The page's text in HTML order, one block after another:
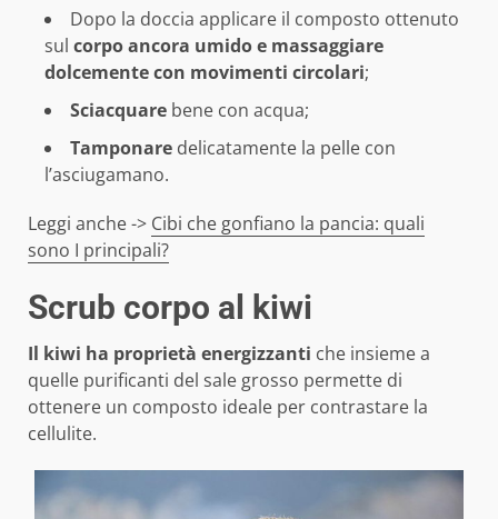
Dopo la doccia applicare il composto ottenuto
sul corpo ancora umido e massaggiare
dolcemente con movimenti circolari;
Sciacquare bene con acqua;
Tamponare delicatamente la pelle con
l’asciugamano.
Leggi anche -> Cibi che gonfiano la pancia: quali
sono I principali?
Scrub corpo al kiwi
Il kiwi ha proprietà energizzanti che insieme a
quelle purificanti del sale grosso permette di
ottenere un composto ideale per contrastare la
cellulite.